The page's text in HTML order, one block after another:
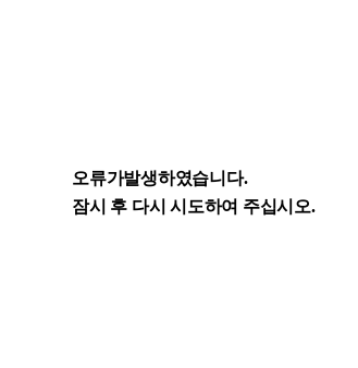
오류가발생하였습니다.
잠시 후 다시 시도하여 주십시오.